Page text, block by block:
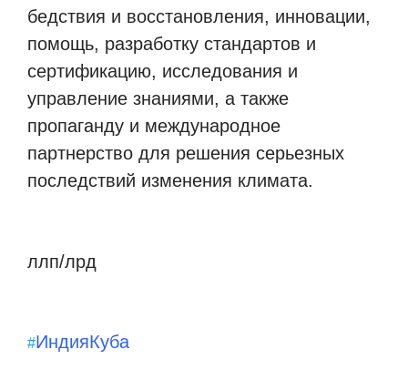
бедствия и восстановления, инновации,
помощь, разработку стандартов и
сертификацию, исследования и
управление знаниями, а также
пропаганду и международное
партнерство для решения серьезных
последствий изменения климата.
ллп/лрд
#ИндияКуба